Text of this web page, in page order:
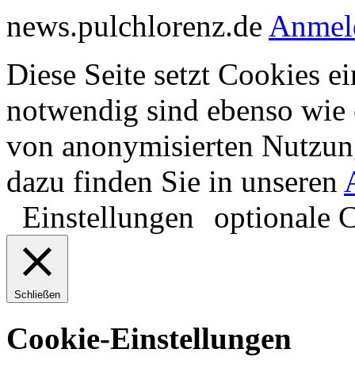
news.pulchlorenz.de
Diese Seite setzt Cookies
notwendig sind ebenso
von anonymisierten
dazu finden Sie in unseren
Einstellungen
optionale
Schließen
Cookie-Einstellungen